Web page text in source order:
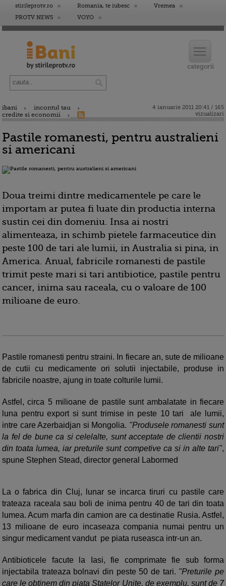
stirileprotv.ro Romania, te iubesc
Vremea
PROTV NEWS
VOYO
ibani
incontul tau
credite si economii
4 ianuarie 2011 20:41 / 165
vizualizari
Pastile romanesti, pentru australieni
si americani
Doua treimi dintre medicamentele pe care le
importam ar putea fi luate din productia interna
sustin cei din domeniu. Insa ai nostri
alimenteaza, in schimb pietele farmaceutice din
peste 100 de tari ale lumii, in Australia si pina, in
America. Anual, fabricile romanesti de pastile
trimit peste mari si tari antibiotice, pastile pentru
cancer, inima sau raceala, cu o valoare de 100
milioane de euro.
Pastile romanesti pentru straini. In fiecare an, sute de milioane
de cutii cu medicamente ori solutii injectabile, produse in
fabricile noastre, ajung in toate colturile lumii.
Astfel, circa 5 milioane de pastile sunt ambalatate in fiecare
luna pentru export si sunt trimise in peste 10 tari ale lumii,
intre care Azerbaidjan si Mongolia. "Produsele romanesti sunt
la fel de bune ca si celelalte, sunt acceptate de clientii nostri
din toata lumea, iar preturile sunt competive ca si in alte tari",
spune Stephen Stead, director general Labormed
La o fabrica din Cluj, lunar se incarca tiruri cu pastile care
trateaza raceala sau boli de inima pentru 40 de tari din toata
lumea. Acum marfa din camion are ca destinatie Rusia. Astfel,
13 milioane de euro incaseaza compania numai pentru un
singur medicament vandut pe piata ruseasca intr-un an.
Antibioticele facute la Iasi, fie comprimate fie sub forma
injectabila trateaza bolnavi din peste 50 de tari. "Preturile pe
care le obtinem din piata Statelor Unite, de exemplu, sunt de 7